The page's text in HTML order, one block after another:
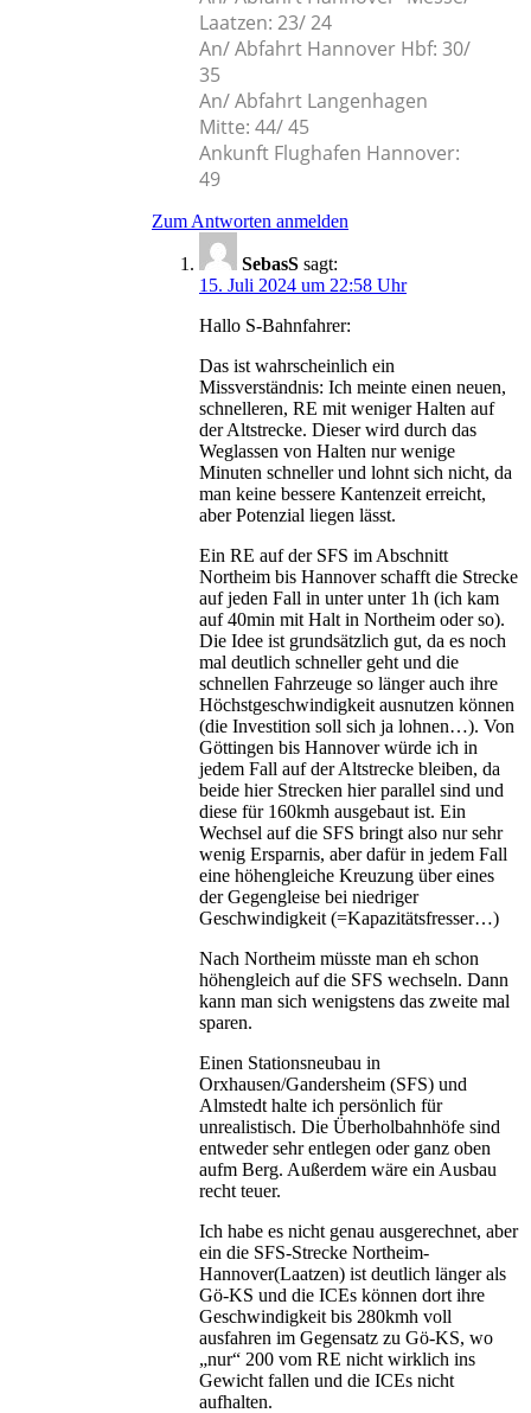
Laatzen: 23/ 24
An/ Abfahrt Hannover Hbf: 30/
35
An/ Abfahrt Langenhagen
Mitte: 44/ 45
Ankunft Flughafen Hannover:
49
Zum Antworten anmelden
SebasS sagt:
15. Juli 2024 um 22:58 Uhr
Hallo S-Bahnfahrer:
Das ist wahrscheinlich ein
Missverständnis: Ich meinte einen neuen,
schnelleren, RE mit weniger Halten auf
der Altstrecke. Dieser wird durch das
Weglassen von Halten nur wenige
Minuten schneller und lohnt sich nicht, da
man keine bessere Kantenzeit erreicht,
aber Potenzial liegen lässt.
Ein RE auf der SFS im Abschnitt
Northeim bis Hannover schafft die Strecke
auf jeden Fall in unter unter 1h (ich kam
auf 40min mit Halt in Northeim oder so).
Die Idee ist grundsätzlich gut, da es noch
mal deutlich schneller geht und die
schnellen Fahrzeuge so länger auch ihre
Höchstgeschwindigkeit ausnutzen können
(die Investition soll sich ja lohnen…). Von
Göttingen bis Hannover würde ich in
jedem Fall auf der Altstrecke bleiben, da
beide hier Strecken hier parallel sind und
diese für 160kmh ausgebaut ist. Ein
Wechsel auf die SFS bringt also nur sehr
wenig Ersparnis, aber dafür in jedem Fall
eine höhengleiche Kreuzung über eines
der Gegengleise bei niedriger
Geschwindigkeit (=Kapazitätsfresser…)
Nach Northeim müsste man eh schon
höhengleich auf die SFS wechseln. Dann
kann man sich wenigstens das zweite mal
sparen.
Einen Stationsneubau in
Orxhausen/Gandersheim (SFS) und
Almstedt halte ich persönlich für
unrealistisch. Die Überholbahnhöfe sind
entweder sehr entlegen oder ganz oben
aufm Berg. Außerdem wäre ein Ausbau
recht teuer.
Ich habe es nicht genau ausgerechnet, aber
ein die SFS-Strecke Northeim-
Hannover(Laatzen) ist deutlich länger als
Gö-KS und die ICEs können dort ihre
Geschwindigkeit bis 280kmh voll
ausfahren im Gegensatz zu Gö-KS, wo
„nur“ 200 vom RE nicht wirklich ins
Gewicht fallen und die ICEs nicht
aufhalten.